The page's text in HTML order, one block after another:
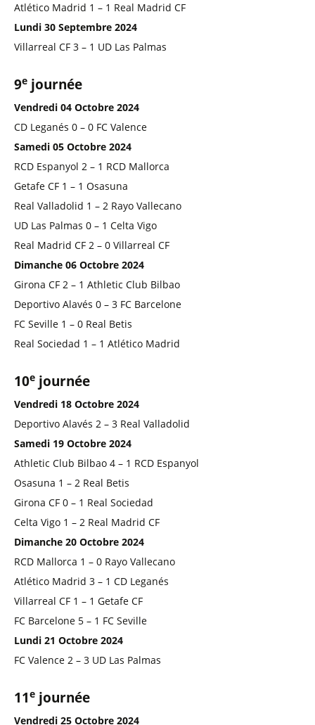
Atlético Madrid 1 – 1 Real Madrid CF
Lundi 30 Septembre 2024
Villarreal CF 3 – 1 UD Las Palmas
9e journée
Vendredi 04 Octobre 2024
CD Leganés 0 – 0 FC Valence
Samedi 05 Octobre 2024
RCD Espanyol 2 – 1 RCD Mallorca
Getafe CF 1 – 1 Osasuna
Real Valladolid 1 – 2 Rayo Vallecano
UD Las Palmas 0 – 1 Celta Vigo
Real Madrid CF 2 – 0 Villarreal CF
Dimanche 06 Octobre 2024
Girona CF 2 – 1 Athletic Club Bilbao
Deportivo Alavés 0 – 3 FC Barcelone
FC Seville 1 – 0 Real Betis
Real Sociedad 1 – 1 Atlético Madrid
10e journée
Vendredi 18 Octobre 2024
Deportivo Alavés 2 – 3 Real Valladolid
Samedi 19 Octobre 2024
Athletic Club Bilbao 4 – 1 RCD Espanyol
Osasuna 1 – 2 Real Betis
Girona CF 0 – 1 Real Sociedad
Celta Vigo 1 – 2 Real Madrid CF
Dimanche 20 Octobre 2024
RCD Mallorca 1 – 0 Rayo Vallecano
Atlético Madrid 3 – 1 CD Leganés
Villarreal CF 1 – 1 Getafe CF
FC Barcelone 5 – 1 FC Seville
Lundi 21 Octobre 2024
FC Valence 2 – 3 UD Las Palmas
11e journée
Vendredi 25 Octobre 2024